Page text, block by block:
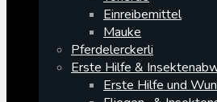
Einreibemittel
Mauke
Pferdelerckerli
Erste Hilfe &
Erste Hilfe und